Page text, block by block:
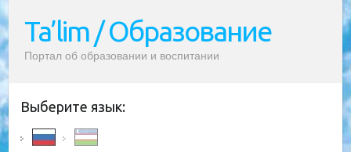
Ta’lim / Образование
Портал об образовании и воспитании
Выберите язык: